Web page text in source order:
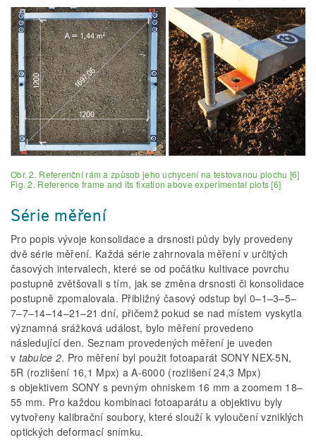
Obr. 2. Referenční rám a způsob jeho uchycení na testovanou plochu [6]
Fig. 2. Reference frame and its fixation above experimental plots [6]
Série měření
Pro popis vývoje konsolidace a drsnosti půdy byly provedeny
dvě série měření. Každá série zahrnovala měření v určitých
časových intervalech, které se od počátku kultivace povrchu
postupně zvětšovali s tím, jak se změna drsnosti či konsolidace
postupně zpomalovala. Přibližný časový odstup byl 0–1–3–5–
7–7–14–14–21–21 dní, přičemž pokud se nad místem vyskytla
významná srážková událost, bylo měření provedeno
následující den. Seznam provedených měření je uveden
v tabulce 2. Pro měření byl použit fotoaparát SONY NEX-5N,
5R (rozlišení 16,1 Mpx) a A-6000 (rozlišení 24,3 Mpx)
s objektivem SONY s pevným ohniskem 16 mm a zoomem 18–
55 mm. Pro každou kombinaci fotoaparátu a objektivu byly
vytvořeny kalibrační soubory, které slouží k vyloučení vzniklých
optických deformací snímku.